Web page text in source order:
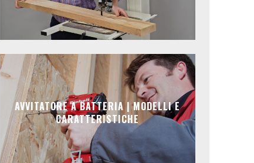
AVVITATORE A BATTERIA | MODELLI E
CARATTERISTICHE